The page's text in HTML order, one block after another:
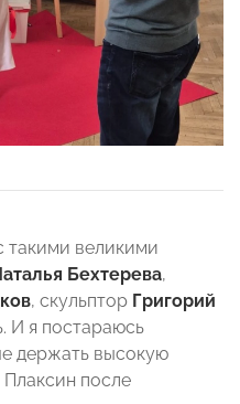
такими великими
Бехтерева,
, скульптор Григорий
И я постараюсь
держать высокую
Плаксин после